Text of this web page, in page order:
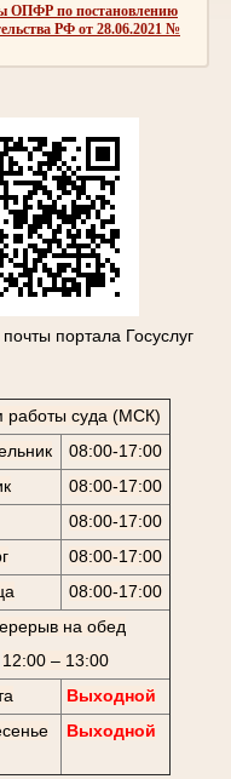
ОПФР по постановлению
РФ от 28.06.2021 №
портала Госуслуг
работы суда (МСК)
08:00-17:00
08:00-17:00
08:00-17:00
08:00-17:00
08:00-17:00
на обед
12:00 – 13:00
Выходной
Выходной